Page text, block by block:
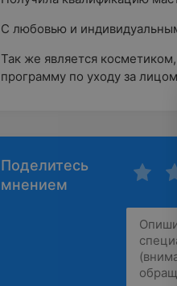
С любовью и
Так же является
программу по уходу за лицом
Поделитесь
мнением